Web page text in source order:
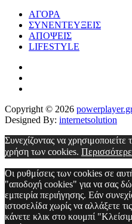
ΑΓΟΡΑ
ΣΥΝΕΝΤΕΥΞΕΙΣ
ΑΠΟΨΕΙΣ
LIFESTYLE
Copyright © 2026
Designed By: internetsolution
Συνεχίζοντας να
χρήση των cookies.
Οι ρυθμίσεις των cookies σε
"αποδοχή cookies" για να σας
εμπειρία περιήγησης. Εάν
ιστοσελίδα χωρίς να αλλάξετε
κάνετε κλικ στο κουμπί